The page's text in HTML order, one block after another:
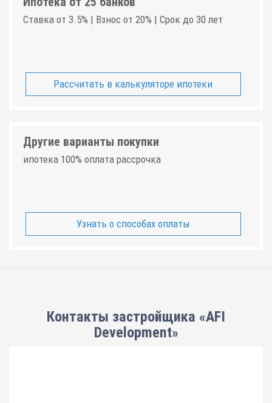
Ставка от 3.5% | Взнос от 20% | Срок до 30 лет
Рассчитать в калькуляторе ипотеки
Другие варианты покупки
ипотека 100% оплата рассрочка
Узнать о способах оплаты
Контакты застройщика «AFI
Development»